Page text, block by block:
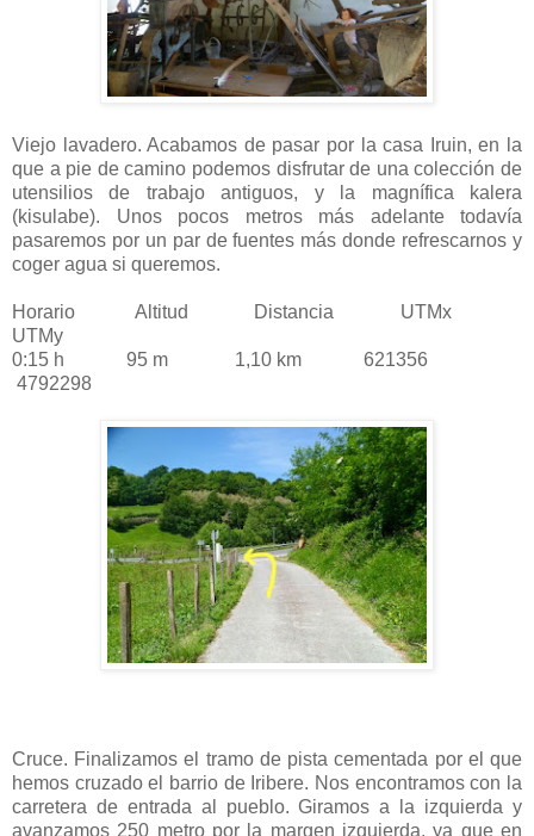
Viejo lavadero. Acabamos de pasar por la casa Iruin, en la
que a pie de camino podemos disfrutar de una colección de
utensilios de trabajo antiguos, y la magnífica kalera
(kisulabe). Unos pocos metros más adelante todavía
pasaremos por un par de fuentes más donde refrescarnos y
coger agua si queremos.
Horario Altitud Distancia UTMx
UTMy
0:15 h 95 m 1,10 km 621356
4792298
Cruce. Finalizamos el tramo de pista cementada por el que
hemos cruzado el barrio de Iribere. Nos encontramos con la
carretera de entrada al pueblo. Giramos a la izquierda y
avanzamos 250 metro por la margen izquierda, ya que en